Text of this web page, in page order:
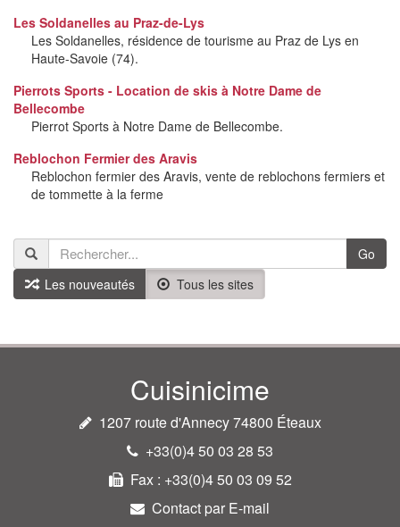
Les Soldanelles au Praz-de-Lys
Les Soldanelles, résidence de tourisme au Praz de Lys en
Haute-Savoie (74).
Pierrots Sports - Location de skis à Notre Dame de
Bellecombe
Pierrot Sports à Notre Dame de Bellecombe.
Reblochon Fermier des Aravis
Reblochon fermier des Aravis, vente de reblochons fermiers et
de tommette à la ferme
Go
Les nouveautés
Tous les sites
Cuisinicime
1207 route d'Annecy 74800 Éteaux
+33(0)4 50 03 28 53
Fax : +33(0)4 50 03 09 52
Contact par E-mail